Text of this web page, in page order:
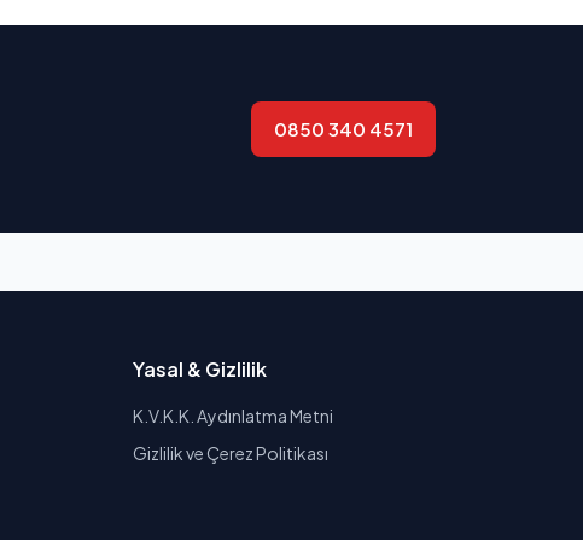
0850 340 4571
Yasal & Gizlilik
K.V.K.K. Aydınlatma Metni
Gizlilik ve Çerez Politikası